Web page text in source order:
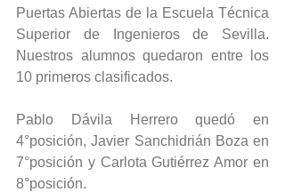
Puertas Abiertas de la Escuela Técnica
Superior de Ingenieros de Sevilla.
Nuestros alumnos quedaron entre los
10 primeros clasificados.
Pablo Dávila Herrero quedó en
4°posición, Javier Sanchidrián Boza en
7°posición y Carlota Gutiérrez Amor en
8°posición.